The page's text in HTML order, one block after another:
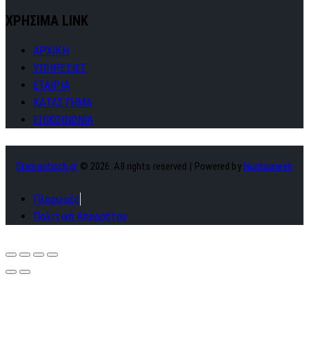
ΧΡΗΣΙΜΑ LINK
ΑΡΧΙΚΗ
ΥΠΗΡΕΣΙΕΣ
ΕΤΑΙΡΙΑ
ΚΑΤΑΣΤΗΜΑ
ΕΠΙΚΟΙΝΩΝΙΑ
Diamantisch.gr © 2026. All rights reserved | Powered by Nuntiusweb
Πληρωμές
Πολιτική Απορρήτου